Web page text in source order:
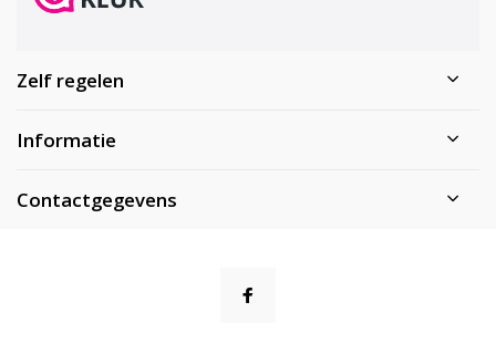
Zelf regelen
Informatie
Contactgegevens